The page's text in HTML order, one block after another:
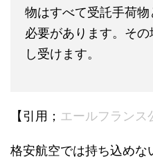
物はすべて受託手荷物
必要があります。そ
し受けます。
【引用； エールフランス
格安航空では持ち込めな